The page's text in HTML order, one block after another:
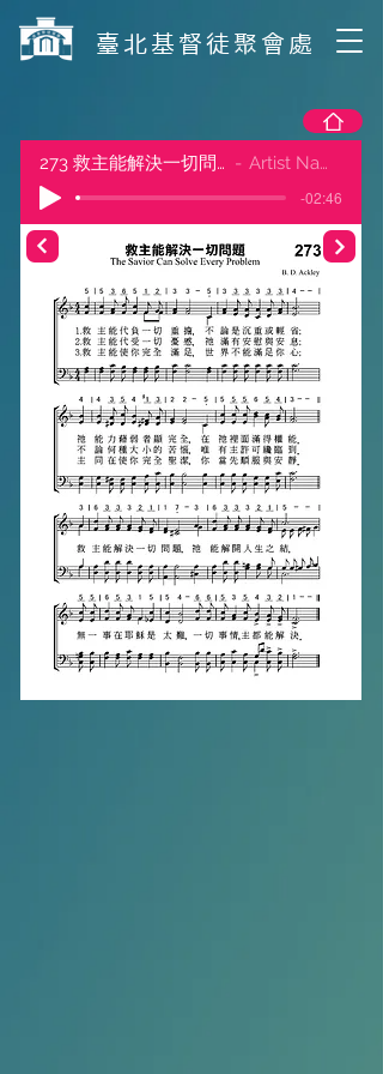
​臺北基督徒聚會處
273 救主能解決一切問題 Artist Name
-02:46